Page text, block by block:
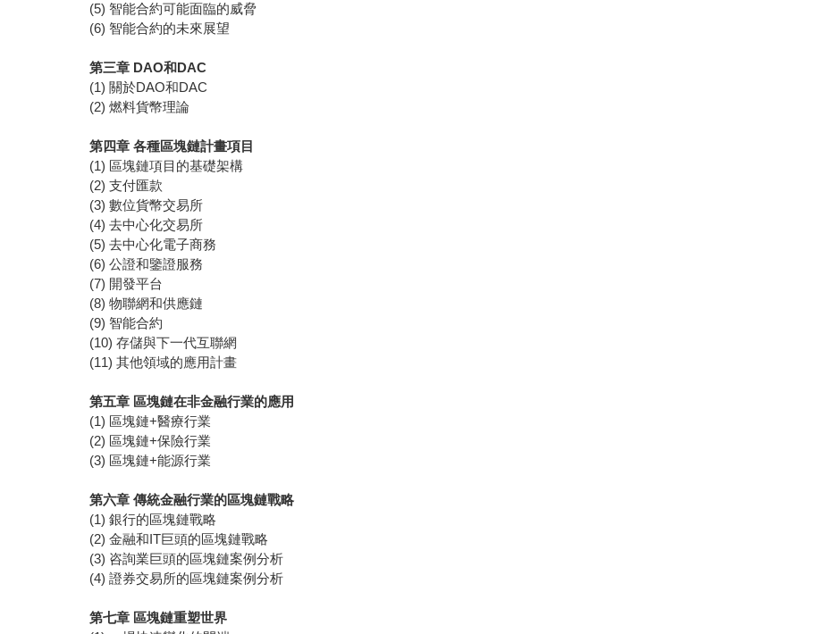
(5) 智能合約可能面臨的威脅
(6) 智能合約的未來展望
第三章 DAO和DAC
(1) 關於DAO和DAC
(2) 燃料貨幣理論
第四章 各種區塊鏈計畫項目
(1) 區塊鏈項目的基礎架構
(2) 支付匯款
(3) 數位貨幣交易所
(4) 去中心化交易所
(5) 去中心化電子商務
(6) 公證和鑒證服務
(7) 開發平台
(8) 物聯網和供應鏈
(9) 智能合約
(10) 存儲與下一代互聯網
(11) 其他領域的應用計畫
第五章 區塊鏈在非金融行業的應用
(1) 區塊鏈+醫療行業
(2) 區塊鏈+保險行業
(3) 區塊鏈+能源行業
第六章 傳統金融行業的區塊鏈戰略
(1) 銀行的區塊鏈戰略
(2) 金融和IT巨頭的區塊鏈戰略
(3) 咨詢業巨頭的區塊鏈案例分析
(4) 證券交易所的區塊鏈案例分析
第七章 區塊鏈重塑世界